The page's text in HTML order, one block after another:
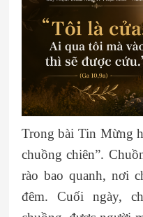
Trong bài Tin Mừng
chuồng chiên”.
rào bao quanh, nơi
đêm. Cuối ngày,